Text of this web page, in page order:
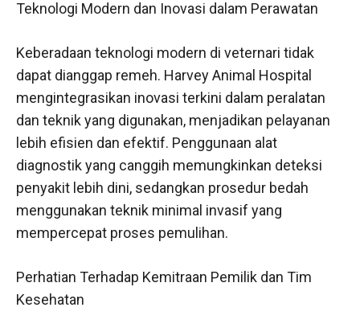
Teknologi Modern dan Inovasi dalam Perawatan
Keberadaan teknologi modern di veternari tidak
dapat dianggap remeh. Harvey Animal Hospital
mengintegrasikan inovasi terkini dalam peralatan
dan teknik yang digunakan, menjadikan pelayanan
lebih efisien dan efektif. Penggunaan alat
diagnostik yang canggih memungkinkan deteksi
penyakit lebih dini, sedangkan prosedur bedah
menggunakan teknik minimal invasif yang
mempercepat proses pemulihan.
Perhatian Terhadap Kemitraan Pemilik dan Tim
Kesehatan